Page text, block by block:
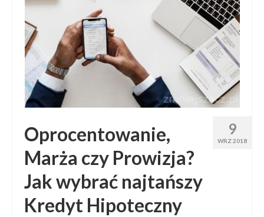
9
WRZ 2018
Oprocentowanie,
Marża czy Prowizja?
Jak wybrać najtańszy
Kredyt Hipoteczny